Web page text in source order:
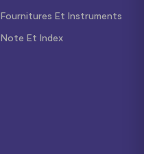
Fournitures Et Instruments
Note Et Index